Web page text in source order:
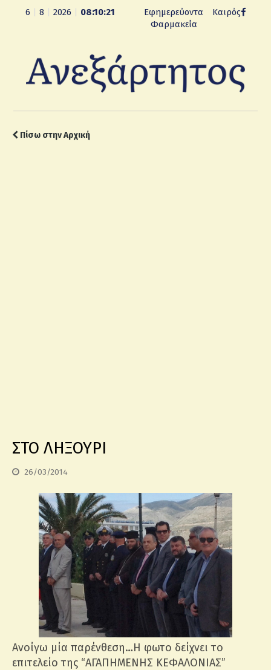
6 8 2026 08:10:22
Εφημερεύοντα
Φαρμακεία
Καιρός
Πίσω στην Αρχική
ΣΤΟ ΛΗΞΟΥΡΙ
26/03/2014
Ανοίγω μία παρένθεση…Η φωτο δείχνει το
επιτελείο της “ΑΓΑΠΗΜΕΝΗΣ ΚΕΦΑΛΟΝΙΑΣ”